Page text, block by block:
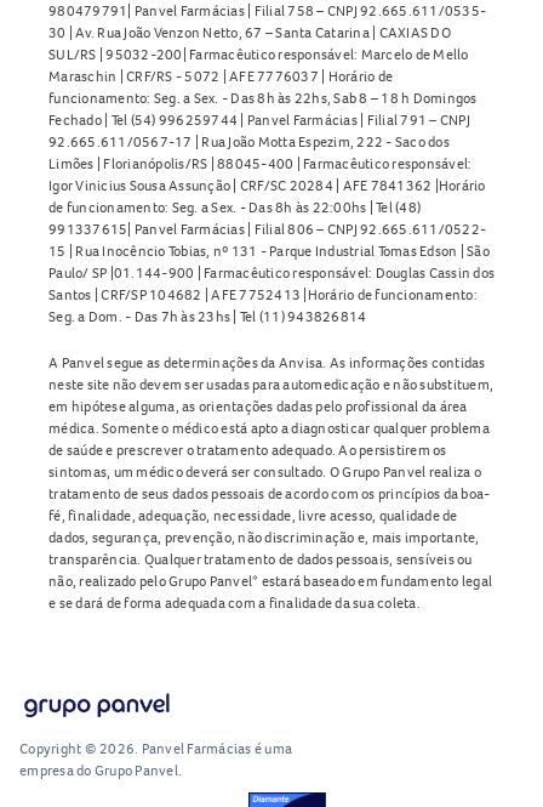
980479791| Panvel Farmácias | Filial 758 – CNPJ 92.665.611/0535-
30 | Av. Rua João Venzon Netto, 67 – Santa Catarina | CAXIAS DO
SUL/RS | 95032-200| Farmacêutico responsável: Marcelo de Mello
Maraschin | CRF/RS - 5072 | AFE 7776037 | Horário de
funcionamento: Seg. a Sex. - Das 8h às 22hs, Sab 8 – 18 h Domingos
Fechado | Tel (54) 996259744 | Panvel Farmácias | Filial 791 – CNPJ
92.665.611/0567-17 | Rua João Motta Espezim, 222 - Saco dos
Limões | Florianópolis/RS | 88045-400 | Farmacêutico responsável:
Igor Vinicius Sousa Assunção | CRF/SC 20284 | AFE 7841362 |Horário
de funcionamento: Seg. a Sex. - Das 8h às 22:00hs | Tel (48)
991337615| Panvel Farmácias | Filial 806 – CNPJ 92.665.611/0522-
15 | Rua Inocêncio Tobias, nº 131 - Parque Industrial Tomas Edson | São
Paulo/ SP |01.144-900 | Farmacêutico responsável: Douglas Cassin dos
Santos | CRF/SP 104682 | AFE 7752413 |Horário de funcionamento:
Seg. a Dom. - Das 7h às 23hs | Tel (11) 943826814
A Panvel segue as determinações da Anvisa. As informações contidas
neste site não devem ser usadas para automedicação e não substituem,
em hipótese alguma, as orientações dadas pelo profissional da área
médica. Somente o médico está apto a diagnosticar qualquer problema
de saúde e prescrever o tratamento adequado. Ao persistirem os
sintomas, um médico deverá ser consultado. O Grupo Panvel realiza o
tratamento de seus dados pessoais de acordo com os princípios da boa-
fé, finalidade, adequação, necessidade, livre acesso, qualidade de
dados, segurança, prevenção, não discriminação e, mais importante,
transparência. Qualquer tratamento de dados pessoais, sensíveis ou
não, realizado pelo Grupo Panvel* estará baseado em fundamento legal
e se dará de forma adequada com a finalidade da sua coleta.
Copyright © 2026. Panvel Farmácias é uma
empresa do Grupo Panvel.